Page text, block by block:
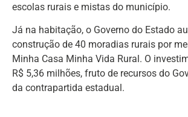
escolas rurais e mistas do município.
Já na habitação, o Governo do Estado
construção de 40 moradias rurais por
Minha Casa Minha Vida Rural. O
R$ 5,36 milhões, fruto de recursos do
da contrapartida estadual.